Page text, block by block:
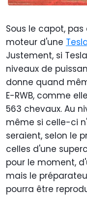
Sous le capot,
moteur d'une
Justement, si
niveaux de
donne quand
E-RWB, comme
563 chevaux. Au
même si celle-ci
seraient, selon le
celles d'une
pour le moment,
mais le
pourra être